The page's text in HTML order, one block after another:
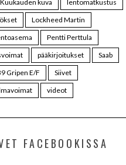
Kuukauden kuva
lentomatkustus
Lockheed Martin
Pentti Perttula
pääkirjoitukset
Saab
Gripen E/F
Siivet
videot
FACEBOOKISSA